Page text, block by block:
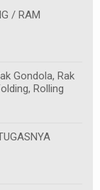
/ RAM
Gondola, Rak
Rolling